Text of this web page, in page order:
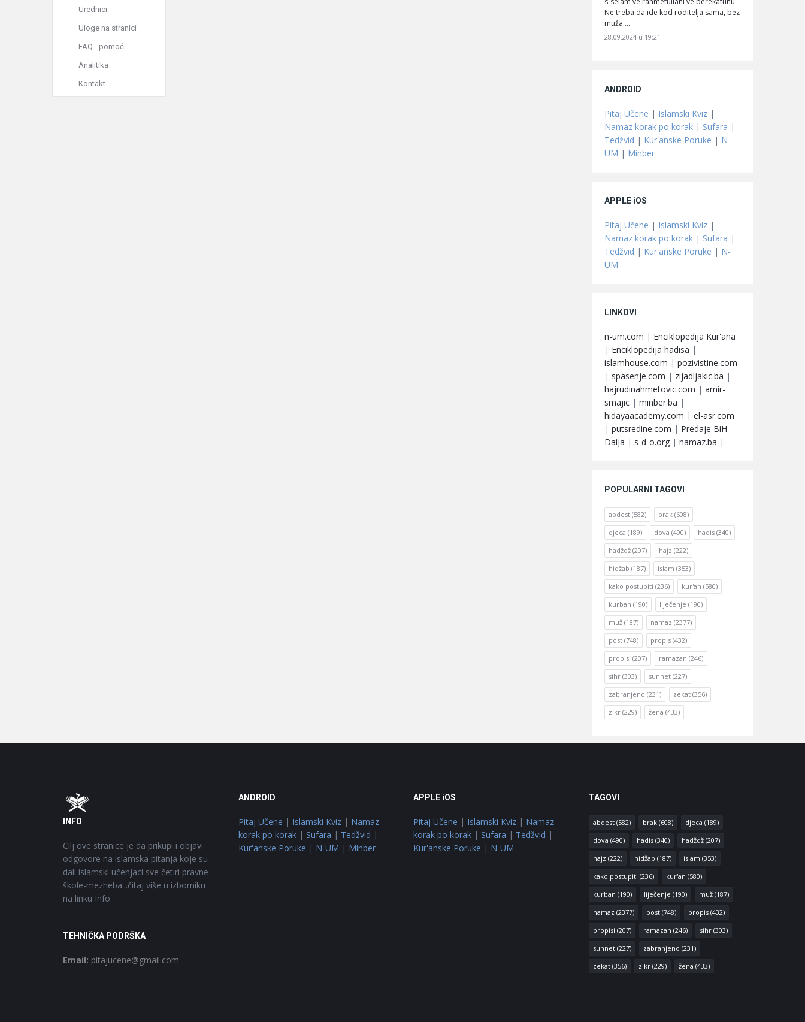
Ne treba da ide kod roditelja sama, bez
muža.…
28.09.2024 u 19:21
ANDROID
Pitaj Učene | Islamski Kviz |
Namaz korak po korak | Sufara |
Tedžvid | Kur'anske Poruke | N-
UM | Minber
APPLE iOS
Pitaj Učene | Islamski Kviz |
Namaz korak po korak | Sufara |
Tedžvid | Kur'anske Poruke | N-
UM
LINKOVI
n-um.com | Enciklopedija Kur'ana
| Enciklopedija hadisa |
islamhouse.com | pozivistine.com
| spasenje.com | zijadljakic.ba |
hajrudinahmetovic.com | amir-
smajic | minber.ba |
hidayaacademy.com | el-asr.com
| putsredine.com | Predaje BiH
Daija | s-d-o.org | namaz.ba |
POPULARNI TAGOVI
abdest (582) brak (608)
djeca (189) dova (490) hadis (340)
hadždž (207) hajz (222)
hidžab (187) islam (353)
kako postupiti (236) kur'an (580)
kurban (190) liječenje (190)
muž (187) namaz (2377)
post (748) propis (432)
propisi (207) ramazan (246)
sihr (303) sunnet (227)
zabranjeno (231) zekat (356)
zikr (229) žena (433)
Urednici
Uloge na stranici
FAQ - pomoć
Analitika
Kontakt
Footer
INFO
Cilj ove stranice je da prikupi i objavi
odgovore na islamska pitanja koje su
dali islamski učenjaci sve četiri pravne
škole-mezheba...čitaj više u izborniku
na linku Info.
TEHNIČKA PODRŠKA
Email: pitajucene@gmail.com
ANDROID
Pitaj Učene | Islamski Kviz| Namaz
korak po korak| Sufara | Tedžvid |
Kur'anske Poruke | N-UM | Minber
APPLE iOS
Pitaj Učene | Islamski Kviz | Namaz
korak po korak | Sufara | Tedžvid |
Kur'anske Poruke | N-UM
TAGOVI
abdest(582) brak(608) djeca (189)
dova (490) hadis(340) hadždž(207)
hajz (222) hidžab (187) islam (353)
kako postupiti (236) kur'an (580)
kurban (190) liječenje (190) muž(187)
namaz (2377) post(748) propis(432)
propisi (207) ramazan (246) sihr(303)
sunnet(227) zabranjeno (231)
zekat(356) zikr(229) žena (433)